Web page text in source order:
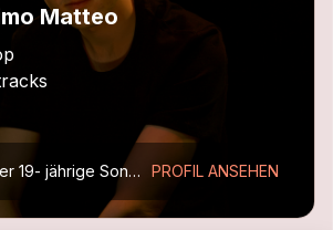
Matteo
entdeckte das Liederschreiben vor ca. 3.5 Jahren. Seine Songs handeln von Liebe, und allen Emotionen die mit damit auftreten. Seit ungefähr einem Jahr... PROFIL ANSEHEN